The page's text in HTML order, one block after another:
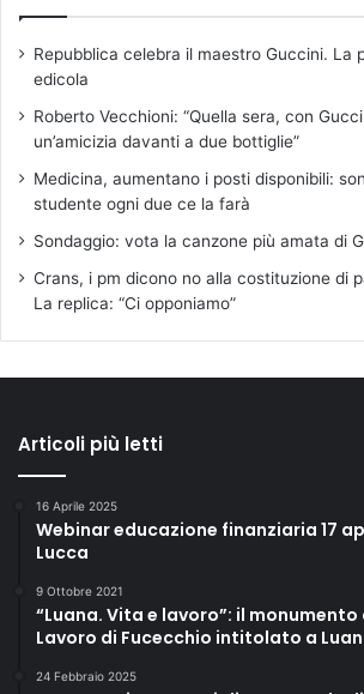
Repubblica celebra il maestro Guccini. La
edicola
Roberto Vecchioni: “Quella sera, con
un’amicizia davanti a due bottiglie”
Medicina, aumentano i posti disponibili:
studente ogni due ce la farà
Sondaggio: vota la canzone più amata di
Crans, i pm dicono no alla costituzione di
La replica: “Ci opponiamo”
Articoli più letti
16 Aprile 2025
Webinar educazione finanziaria 17
Lucca
9 Ottobre 2021
“Luana. Vita e lavoro”: il
Lavoro di Fucecchio intitolato a
24 Febbraio 2025